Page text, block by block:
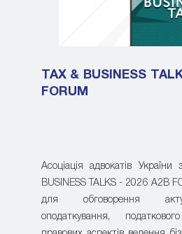
TAX & BUSINESS
FORUM
Асоціація адвокатів
BUSINESS TALKS - 2026 A2B
для обговорення
оподаткування,